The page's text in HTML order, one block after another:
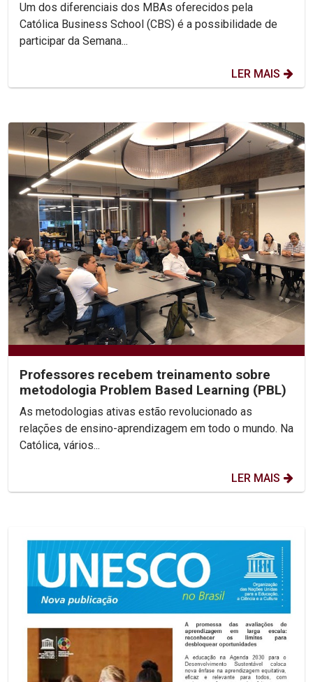
Um dos diferenciais dos MBAs oferecidos pela
Católica Business School (CBS) é a possibilidade de
participar da Semana...
LER MAIS
Professores recebem treinamento sobre
metodologia Problem Based Learning (PBL)
As metodologias ativas estão revolucionado as
relações de ensino-aprendizagem em todo o mundo. Na
Católica, vários...
LER MAIS